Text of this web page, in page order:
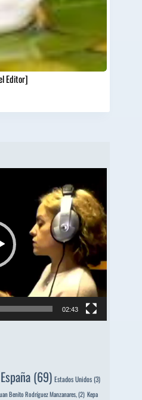
Editor]
02:43
España (69) Estados Unidos(3)
Benito Rodríguez Manzanares, (2) Kepa